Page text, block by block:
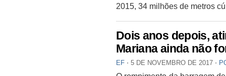
2015, 34 milhões de metros
Dois anos depois,
Mariana ainda não
EF ⋅ 5 DE NOVEMBRO DE 2017 ⋅